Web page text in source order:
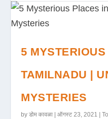
5
TAMILNADU |
MYSTERIES
byडोम कावळा |ऑगस्ट 23, 2021 |